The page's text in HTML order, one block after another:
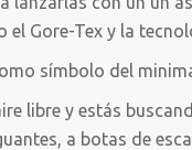
Gore-Tex y la
símbolo del
libre y estás
a botas de